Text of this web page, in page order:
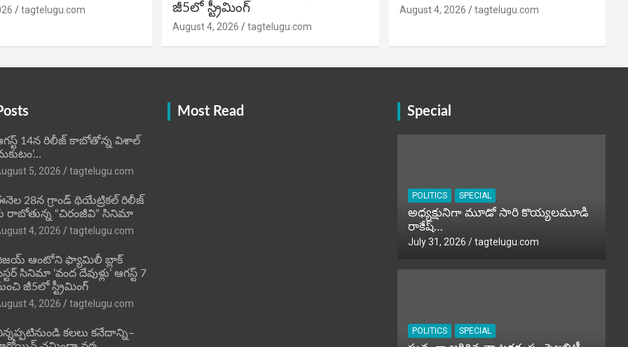
tagtelugu.com
జీ5లో స్ట్రీమింగ్
August 4, 2026 tagtelugu.com
August 4, 2026 tagtelugu.com
14న రిలీజ్ కాబోతోన్న విశాల్
5, 2026
tagtelugu.com
28న గ్రాండ్ థియేట్రికల్ రిలీజ్
రాబోతున్న “చిరంజీవి” సినిమా
4, 2026
tagtelugu.com
ఆంటోని ఫ్యామిలీ బ్లాక్
సినిమా ‘వంద దేవుళ్లు’ ఆగస్ట్ 7
జీ5లో స్ట్రీమింగ్
4, 2026
tagtelugu.com
కలలు కనేదాన్ని–
Most Read Special
POLITICS SPECIAL
అధ్యక్షునిగా మూడో సారి కొయ్యలమూడి
రాకేష్‌…
July 31, 2026 tagtelugu.com
POLITICS SPECIAL